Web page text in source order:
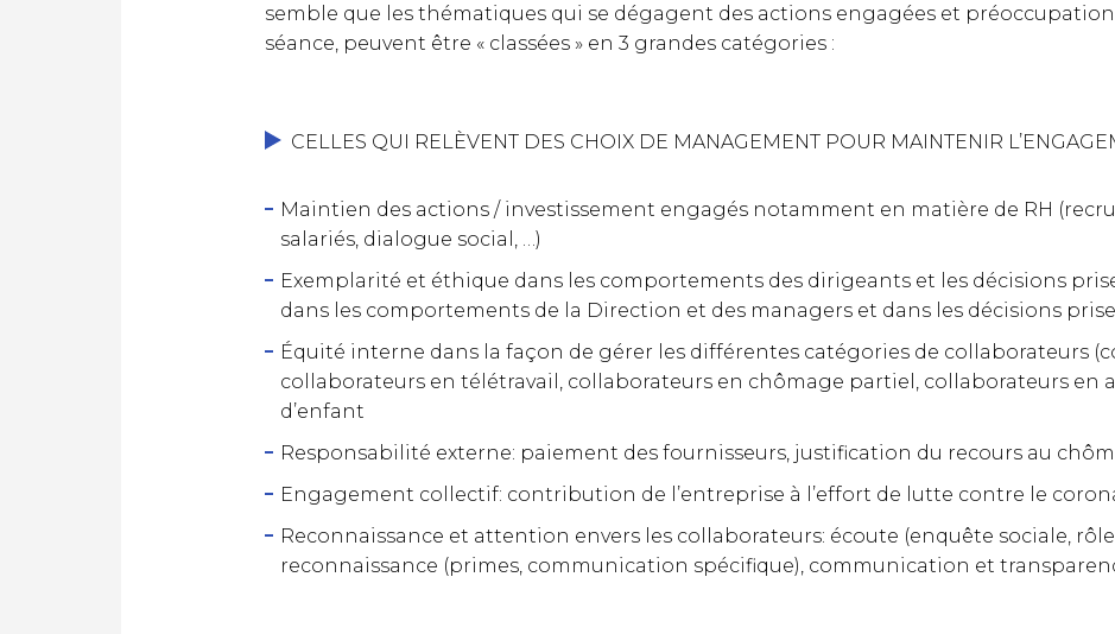
semble que les thématiques qui se dégagent des actions engagées et
séance, peuvent être « classées » en 3 grandes catégories :
CELLES QUI RELÈVENT DES CHOIX DE MANAGEMENT POUR MAINTENIR
Maintien des actions / investissement engagés notamment en matière de RH
salariés, dialogue social, …)
Exemplarité et éthique dans les comportements des dirigeants et les décisions
dans les comportements de la Direction et des managers et dans les décisions
Équité interne dans la façon de gérer les différentes catégories de collaborateurs
collaborateurs en télétravail, collaborateurs en chômage partiel, collaborateurs en
d’enfant
Responsabilité externe: paiement des fournisseurs, justification du recours au
Engagement collectif: contribution de l’entreprise à l’effort de lutte contre le
Reconnaissance et attention envers les collaborateurs: écoute (enquête sociale,
reconnaissance (primes, communication spécifique), communication et